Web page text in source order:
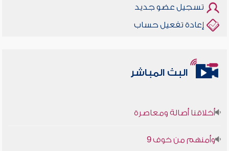
تسجيل عضو جديد
إعادة تفعيل حساب
البث المباشر
أخلاقنا أصالة ومعاصرة
وأمنهم من خوف 9